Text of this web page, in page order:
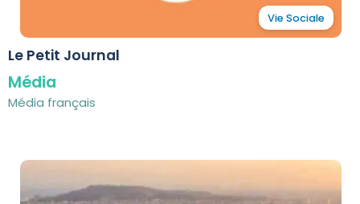
Vie Sociale
Le Petit Journal
Média
Média français